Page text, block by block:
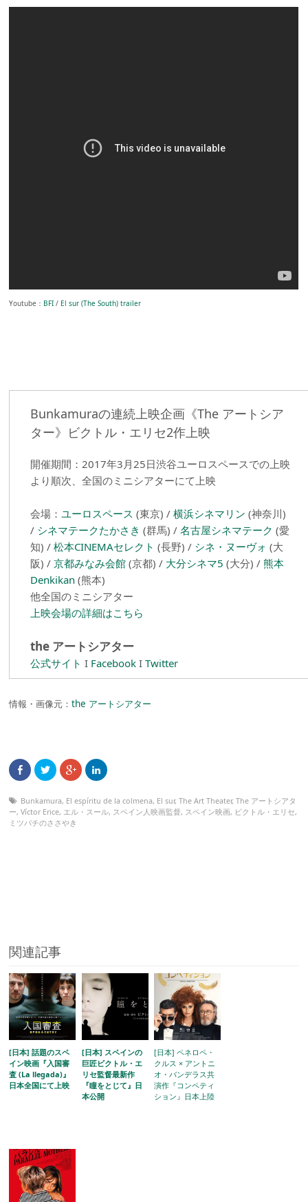
Youtube： BFI / El sur (The South) trailer
Bunkamuraの連続上映企画《The アートシア
ター》ビクトル・エリセ2作上映
開催期間：2017年3月25日渋谷ユーロスペースでの上映
より順次、全国のミニシアターにて上映
会場：ユーロスペース (東京) /横浜シネマリン (神奈川)
/ シネマテークたかさき (群馬) /名古屋シネマテーク (愛
知) /松本CINEMAセレクト (長野) / シネ・ヌーヴォ (大
阪) /京都みなみ会館 (京都) / 大分シネマ5 (大分) /熊本
Denkikan (熊本)
他全国のミニシアター
上映会場の詳細はこちら
the アートシアター
公式サイト I Facebook ITwitter
情報・画像元：the アートシアター
Bunkamura, El espíritu de la colmena, El sur,The Art Theater,The アートシアタ
ー,Víctor Erice, エル・スール, スペイン人映画監督, スペイン映画, ビクトル・エリセ,
ミツバチのささやき
関連記事
[日本] 話題のスペ
イン映画『入国審
査 (La llegada)』
日本全国にて上映
[日本] スペインの
巨匠ビクトル・エ
リセ監督最新作
『瞳をとじて』日
本公開
[日本] ペネロペ・
クルス × アントニ
オ・バンデラス共
演作『コンペティ
ション』日本上陸